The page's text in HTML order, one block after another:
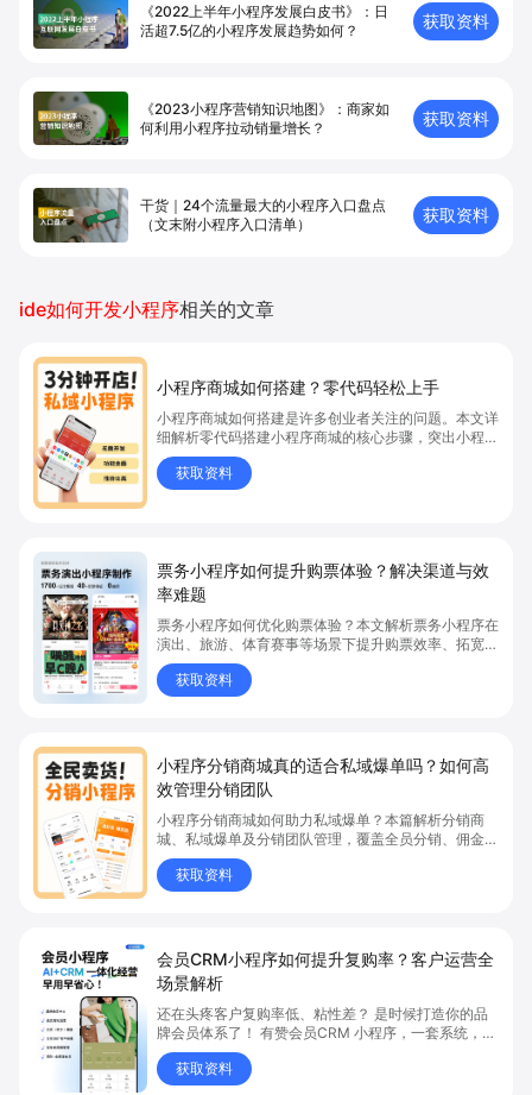
《2022上半年小程序发展白皮书》：日
活超7.5亿的小程序发展趋势如何？
获取资料
《2023小程序营销知识地图》：商家如
何利用小程序拉动销量增长？
获取资料
干货｜24个流量最大的小程序入口盘点
（文末附小程序入口清单）
获取资料
ide如何开发小程序相关的文章
小程序商城如何搭建？零代码轻松上手
小程序商城如何搭建是许多创业者关注的问题。本文详
细解析零代码搭建小程序商城的核心步骤，突出小程序
商城、商城搭建与零代码开店优势，帮助你轻松实现商
品上架、全渠道销售及高效会员运营，快速开启线上卖
货新模式。点击获取详细操作指南！
获取资料
票务小程序如何提升购票体验？解决渠道与效
率难题
票务小程序如何优化购票体验？本文解析票务小程序在
演出、旅游、体育赛事等场景下提升购票效率、拓宽销
售渠道、实现会员精准营销的具体方式。关键词包括
“票务小程序”、“购票体验”、“购票效率”。
获取资料
小程序分销商城真的适合私域爆单吗？如何高
效管理分销团队
小程序分销商城如何助力私域爆单？本篇解析分销商
城、私域爆单及分销团队管理，覆盖全员分销、佣金结
算、企微绑定等场景，帮助品牌和商家高效管理分销团
队，实现分销业绩持续增长。立即了解分销商城核心功
能，点击获取私域运营新思路。
获取资料
会员CRM小程序如何提升复购率？客户运营全
场景解析
还在头疼客户复购率低、粘性差？ 是时候打造你的品
牌会员体系了！ 有赞会员CRM 小程序，一套系统，6
大能力，客户运营全覆盖
获取资料